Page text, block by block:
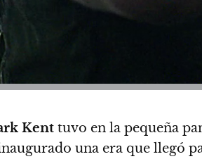
Kent tuvo en la pequeña
una era que llegó